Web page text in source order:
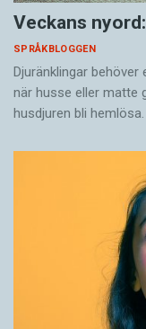
Veckans
SPRÅKBLOGGEN
Djuränklingar
när husse eller matte
husdjuren bli